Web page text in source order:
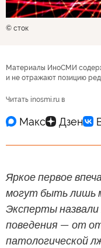
© сток
Материалы ИноСМИ
и не отражают позицию
Читать inosmi.ru в
Яркое первое
могут быть лишь
Эксперты
поведения — от
патологической